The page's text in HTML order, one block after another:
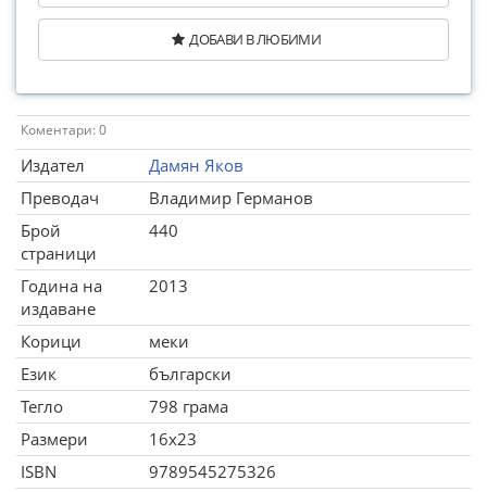
ДОБАВИ В ЛЮБИМИ
Коментари: 0
Издател
Дамян Яков
Преводач
Владимир Германов
Брой
страници
440
Година на
издаване
2013
Корици
меки
Език
български
Тегло
798 грама
Размери
16x23
ISBN
9789545275326